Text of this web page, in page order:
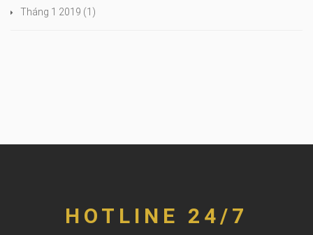
Tháng 1 2019 (1)
HOTLINE 24/7